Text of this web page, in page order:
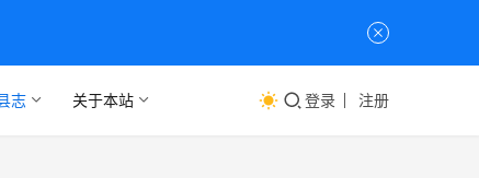
志 关于本站 登录 注册